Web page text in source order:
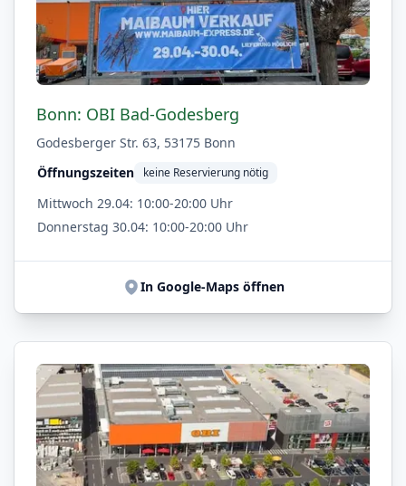
Bonn: OBI Bad-Godesberg
Godesberger Str. 63, 53175 Bonn
Öffnungszeiten
keine Reservierung nötig
Mittwoch 29.04: 10:00-20:00 Uhr
Donnerstag 30.04: 10:00-20:00 Uhr
In Google-Maps öffnen